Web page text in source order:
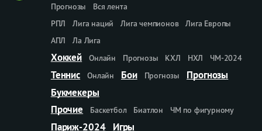
Прогнозы
Вся лента
РПЛ
Лига наций Лига чемпионов
Лига Европы
АПЛ
Ла Лига
Хоккей Онлайн Прогнозы КХЛ НХЛ ЧМ-2024
Теннис Онлайн Бои Прогнозы
Прогнозы
Букмекеры
Прочие
Баскетбол Биатлон ЧМ по фигурному
Париж-2024 Игры